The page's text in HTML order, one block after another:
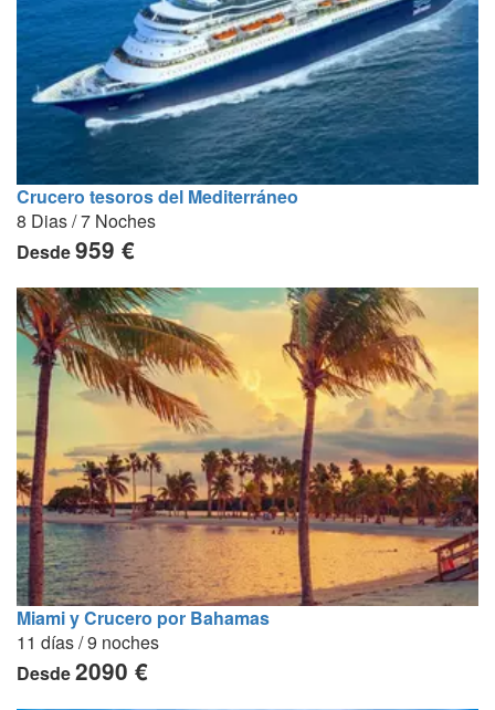
Crucero tesoros del Mediterráneo
8 Dias / 7 Noches
Desde959 €
Miami y Crucero por Bahamas
11 días / 9 noches
Desde2090 €